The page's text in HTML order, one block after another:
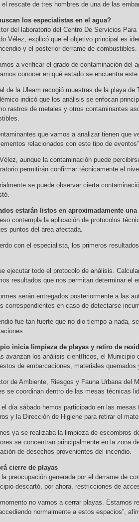
rescate de tres hombres de una de las
los especialistas en el agua?
del laboratorio del Centro De Servicios
Vélez, explicó que el objetivo principal es
y el posterior derrame de combustibles.
a verificar el grado de contaminación del
conocer en qué estado se encuentra este
de la Uleam recogió muestras de la playa de
indicó que los análisis se enfocan
rastros de metales y otros contaminantes
que vamos a analizar tienen que
relacionados con este tipo de
aunque la contaminación puede
permitirán confirmar técnicamente el
se puede observar cierta
estarán listos en aproximadamente una
contempla la aplicación de protocolos
puntos del área afectada.
con el especialista, los primeros
ejecutar todo el protocolo de análisis.
resultados que nos permitan determinar el
serán entregados posteriormente a las
correspondientes en caso de detectarse
fue tan fuerte que no dio tiempo a nada,
inicia limpieza de playas y retiro de
avanzan los análisis científicos, el Municipio
de embarcaciones, materiales
de Ambiente, Riesgos y Fauna Urbana del
se coordinan dentro de las mesas técnicas
el día sábado hemos participado en las
y la Dirección de Higiene para retirar el
ya se realizaba la limpieza de escombros
se concentran principalmente en la zona
de desechos provenientes del incendio.
cierre de playas
la preocupación generada por el derrame de
descartó, por ahora, restricciones de
no vamos a cerrar playas. Estamos
normalmente a estos espacios”,